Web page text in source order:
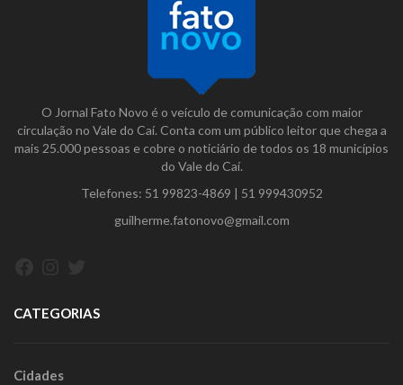
O Jornal Fato Novo é o veículo de comunicação com maior
circulação no Vale do Caí. Conta com um público leitor que chega a
mais 25.000 pessoas e cobre o noticiário de todos os 18 municípios
do Vale do Caí.
Telefones: 51 99823-4869 | 51 999430952
guilherme.fatonovo@gmail.com
CATEGORIAS
Cidades